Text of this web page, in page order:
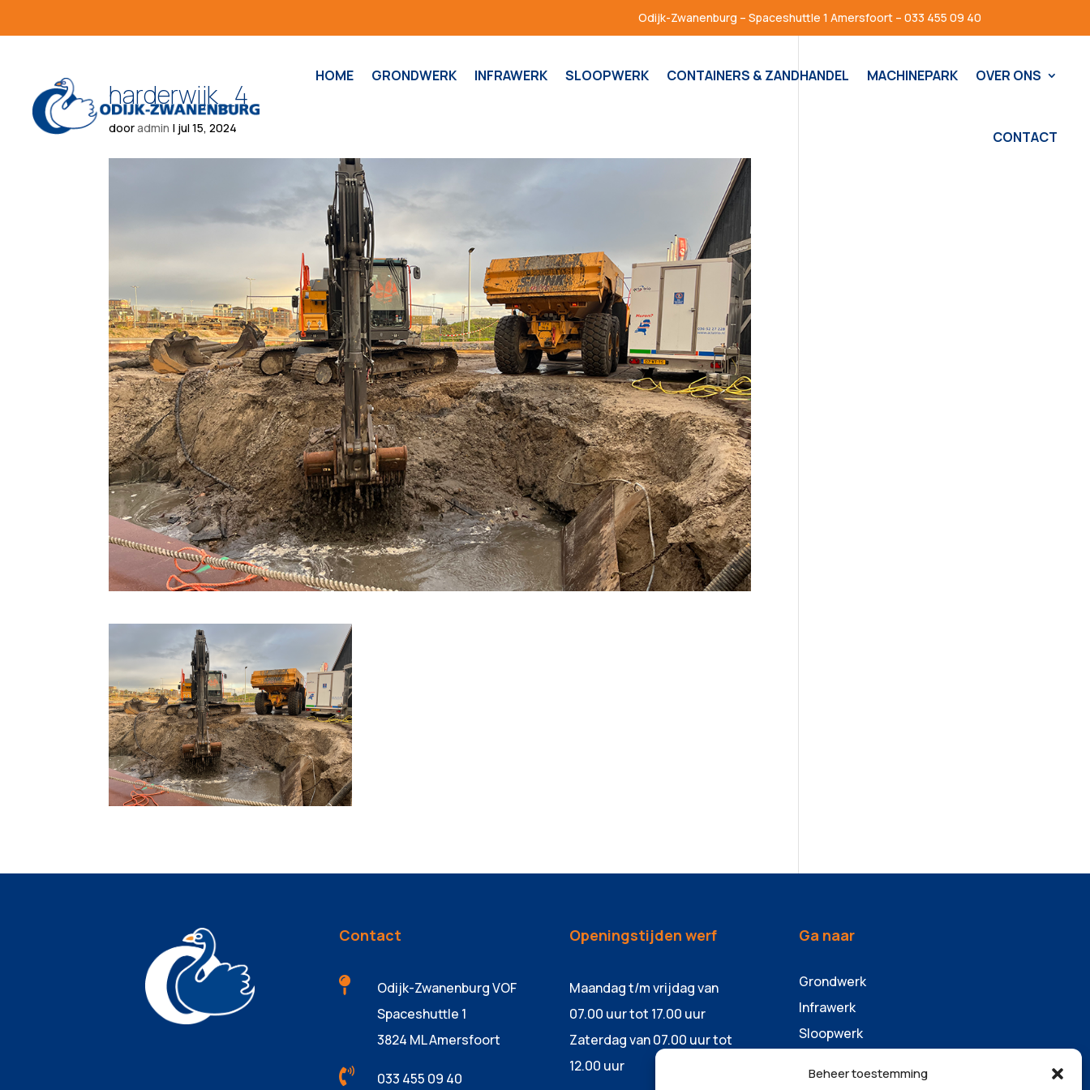
Beheer toestemming
Odijk-Zwanenburg – Spaceshuttle 1 Amersfoort – 033 455 09 40
HOME GRONDWERK INFRAWERK SLOOPWERK CONTAINERS & ZANDHANDEL MACHINEPARK OVER ONS
CONTACT
harderwijk_4
dooradmin | jul 15, 2024
Contact

Odijk-Zwanenburg VOF
Spaceshuttle 1
3824 ML Amersfoort
 033 455 09 40
Openingstijden werf
Maandag t/m vrijdag van
07.00 uur tot 17.00 uur
Zaterdag van 07.00 uur tot
12.00 uur
Ga naar
Grondwerk
Infrawerk
Sloopwerk